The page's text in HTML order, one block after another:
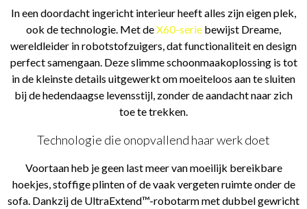
In een doordacht ingericht interieur heeft alles zijn eigen plek,
ook de technologie. Met deX60-serie bewijst Dreame,
wereldleider in robotstofzuigers, dat functionaliteit en design
perfect samengaan. Deze slimme schoonmaakoplossing is tot
in de kleinste details uitgewerkt om moeiteloos aan te sluiten
bij de hedendaagse levensstijl, zonder de aandacht naar zich
toe te trekken.
Technologie die onopvallend haar werk doet
Voortaan heb je geen last meer van moeilijk bereikbare
hoekjes, stoffige plinten of de vaak vergeten ruimte onder de
sofa. Dankzij de UltraExtend™-robotarm met dubbel gewricht